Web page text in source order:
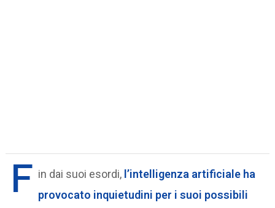
F in dai suoi esordi, l’intelligenza artificiale ha
provocato inquietudini per i suoi possibili